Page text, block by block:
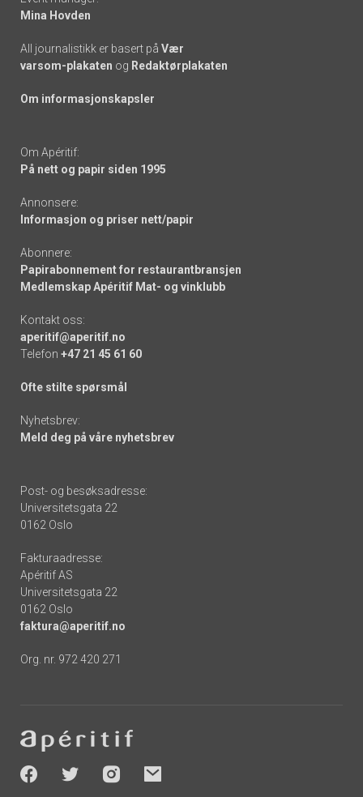
Mina Hovden
All journalistikk er basert på Vær
varsom-plakaten og Redaktørplakaten
Om informasjonskapsler
Om Apéritif:
På nett og papir siden 1995
Annonsere:
Informasjon og priser nett/papir
Abonnere:
Papirabonnement for restaurantbransjen
Medlemskap Apéritif Mat- og vinklubb
Kontakt oss:
aperitif@aperitif.no
Telefon +47 21 45 61 60
Ofte stilte spørsmål
Nyhetsbrev:
Meld deg på våre nyhetsbrev
Post- og besøksadresse:
Universitetsgata 22
0162 Oslo
Fakturaadresse:
Apéritif AS
Universitetsgata 22
0162 Oslo
faktura@aperitif.no
Org. nr. 972 420 271
-
socials